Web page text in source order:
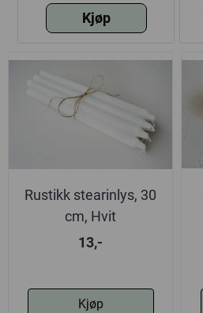
Kjøp
Rustikk stearinlys, 30
cm, Hvit
13,-
Kjøp